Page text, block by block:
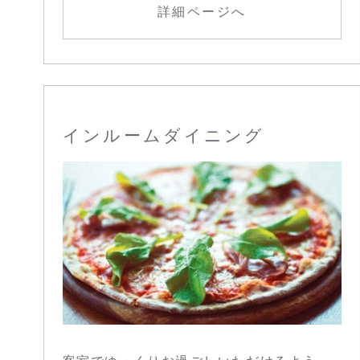
詳細ページへ
インルームダイニング